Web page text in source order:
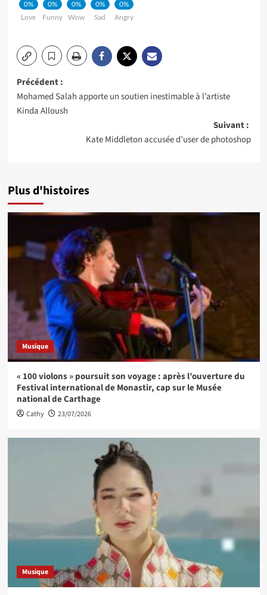
0%
Love
0%
Funny
0%
Wow
0%
Sad
0%
Angry
Navigation
d’article
Précédent :
Mohamed Salah apporte un soutien inestimable à l’artiste
Kinda Alloush
Suivant :
Kate Middleton accusée d’user de photoshop
Plus d'histoires
Musique
« 100 violons » poursuit son voyage : après l’ouverture du
Festival international de Monastir, cap sur le Musée
national de Carthage
Cathy 23/07/2026
Musique